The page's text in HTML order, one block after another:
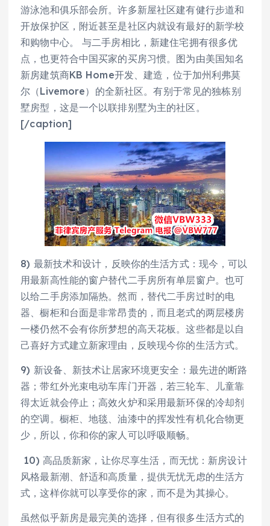
游泳池和俱乐部会所。许多新屋社区建有健行步道和
开放保护区，附近甚至是社区内就设有最好的新学校
和购物中心。 与二手房相比，新建住宅拥有很多优
点，也更符合中国买家的买房习惯。图为由美国知名
新房建筑商KB Home开发、建造，位于加州利弗莫
尔（Livemore）的全新社区。有别于常见的独栋别
墅房型，这是一个以联排别墅为主的社区。
[/caption]
8) 最新技术和设计，反映你的生活方式：现今，可以
用最新高性能的窗户替代二手房所有单层窗户。也可
以给二手房添加隔热。然而，替代二手房过时的电
器、橱柜和台面是非常昂贵的，而且老式的两层楼房
一楼仍然不会有你所梦想的高天花板。这些都是以自
己喜好方式建立新家理由，反映现今你的生活方式。
9) 新设备、新技术让居家环境更安全：最先进的断路
器；带红外光束电动车库门开器，若三轮车、儿童靠
得太近就会停止；高效火炉和采用最新环保的冷却剂
的空调。橱柜、地毯、油漆中的挥发性有机化合物更
少，所以，你和你的家人可以呼吸顺畅。
10) 高品质新家，让你尽享生活，而无忧：新房设计
风格最新潮、舒适和高质量，提供无忧无虑的生活方
式，这样你就可以享受你的家，而不是为其操心。
虽然似乎新房是最完美的选择，但有很多生活方式的